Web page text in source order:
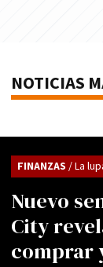
NOTICIAS
Nuevo
City
comprar
FINANZAS / La